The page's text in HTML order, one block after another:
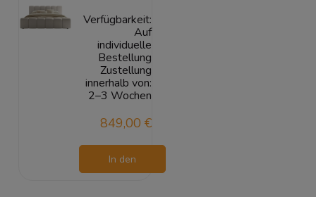
Verfügbarkeit:
Auf
individuelle
Bestellung
Zustellung
innerhalb von:
2–3 Wochen
849,00 €
In den